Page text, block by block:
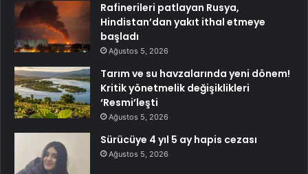
Rafinerileri patlayan Rusya,
Hindistan’dan yakıt ithal etmeye
başladı
Ağustos 5, 2026
Tarım ve su havzalarında yeni dönem!
Kritik yönetmelik değişiklikleri
‘Resmi’leşti
Ağustos 5, 2026
Sürücüye 4 yıl 5 ay hapis cezası
Ağustos 5, 2026